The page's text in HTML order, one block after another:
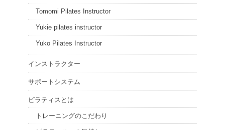
Tomomi Pilates Instructor
Yukie pilates instructor
Yuko Pilates Instructor
インストラクター
サポートシステム
ピラティスとは
トレーニングのこだわり